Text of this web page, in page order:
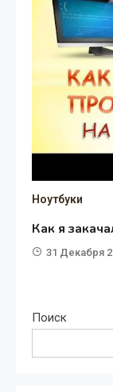
Ноутбуки
Как я
31 Декабря
Поиск